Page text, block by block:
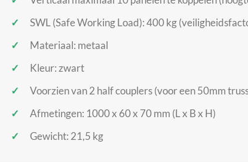
SWL (Safe Working Load): 400 kg
Materiaal: metaal
Kleur: zwart
Voorzien van 2 half couplers (voor een 50mm
Afmetingen: 1000 x 60 x 70 mm (L x B x H)
Gewicht: 21,5 kg